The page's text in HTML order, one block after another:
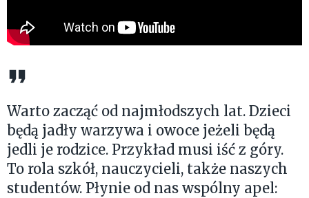
Warto zacząć od najmłodszych lat. Dzieci
będą jadły warzywa i owoce jeżeli będą
jedli je rodzice. Przykład musi iść z góry.
To rola szkół, nauczycieli, także naszych
studentów. Płynie od nas wspólny apel: